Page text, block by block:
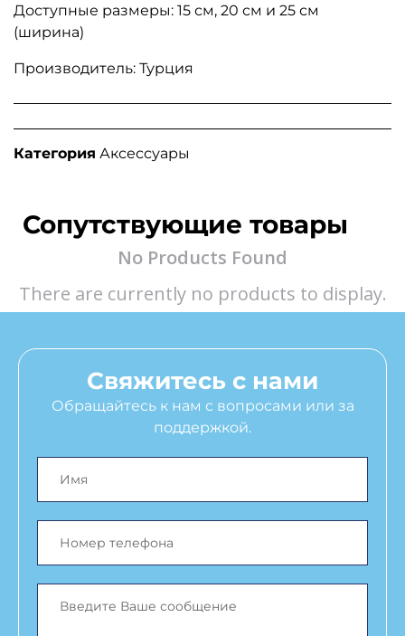
Доступные размеры: 15 см, 20 см и 25 см
(ширина)
Производитель: Турция
Категория Аксессуары
Сопутствующие товары
No Products Found
There are currently no products to display.
Свяжитесь с нами
Обращайтесь к нам с вопросами или за
поддержкой.